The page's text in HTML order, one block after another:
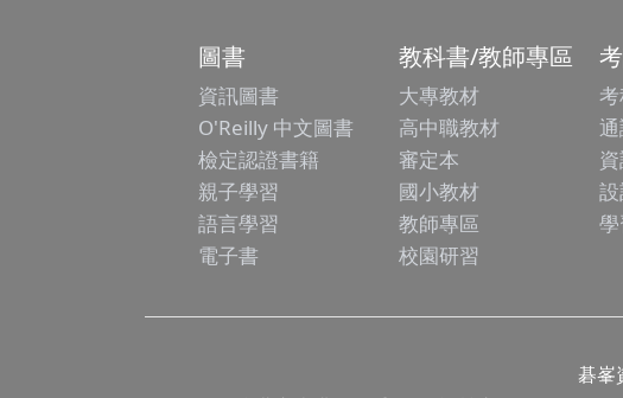
圖書
資訊圖書
O'Reilly 中文圖書
檢定認證書籍
親子學習
語言學習
電子書
教科書/教師專區
大專教材
高中職教材
審定本
國小教材
教師專區
校園研習
碁峯